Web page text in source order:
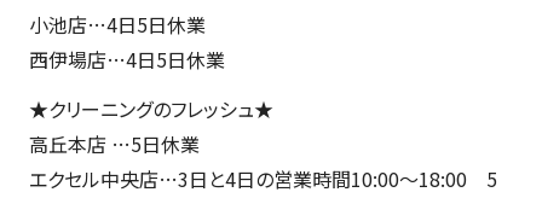
小池店…4日5日休業
西伊場店…4日5日休業
★クリーニングのフレッシュ★
高丘本店 …5日休業
エクセル中央店…3日と4日の営業時間10:00～18:00 5